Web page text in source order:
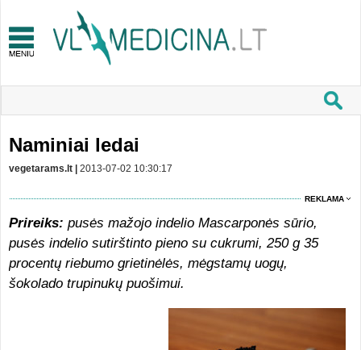
Naminiai ledai
vegetarams.lt | 2013-07-02 10:30:17
REKLAMA
Prireiks: pusės mažojo indelio Mascarponės sūrio,
pusės indelio sutirštinto pieno su cukrumi, 250 g 35
procentų riebumo grietinėlės, mėgstamų uogų,
šokolado trupinukų puošimui.